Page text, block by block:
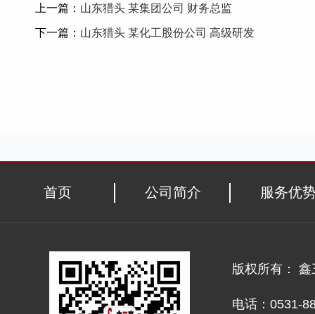
上一篇： 山东猎头 某集团公司 财务总监
下一篇： 山东猎头 某化工股份公司 高级研发
首页 公司简介 服务优
版权所有：
电话：0531-